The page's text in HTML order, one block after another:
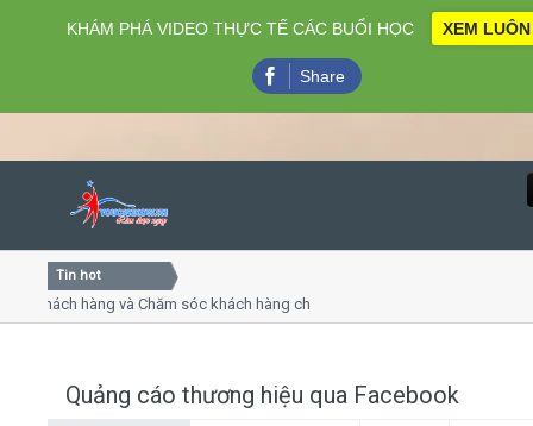
Close
Home
Tin hot
hàng và Chăm sóc khách hàng chuyên nghiệp
Quảng cáo thương hiệu qua Facebook
KHÁM PHÁ VIDEO THỰC TẾ CÁC BUỔI HỌC XEM LUÔN
Share